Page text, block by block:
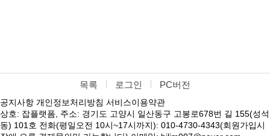
목록 로그인 PC버전
공지사항 개인정보처리방침 서비스이용약관
상호: 잡플랫폼, 주소: 경기도 고양시 일산동구 고봉로678번 길 155(성석
동) 101호 전화(평일오전 10시~17시까지): 010-4730-4343(회원가입시